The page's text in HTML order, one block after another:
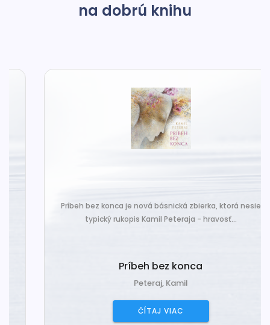
na dobrú knihu
Príbeh bez konca je nová básnická zbierka, ktorá nesie
typický rukopis Kamil Peteraja - hravosť...
Príbeh bez konca
Peteraj, Kamil
ČÍTAJ VIAC